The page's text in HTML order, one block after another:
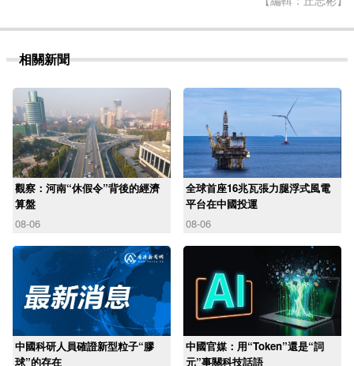
相關新聞
觀察：河南“休假令”背後的經濟
算盤
08-06
全球首座16兆瓦張力腿浮式風電
平台在中國投運
08-06
中國科研人員確證新型粒子“膠
球”的存在
中國官媒：用“Token”還是“詞
元”事關科技話語